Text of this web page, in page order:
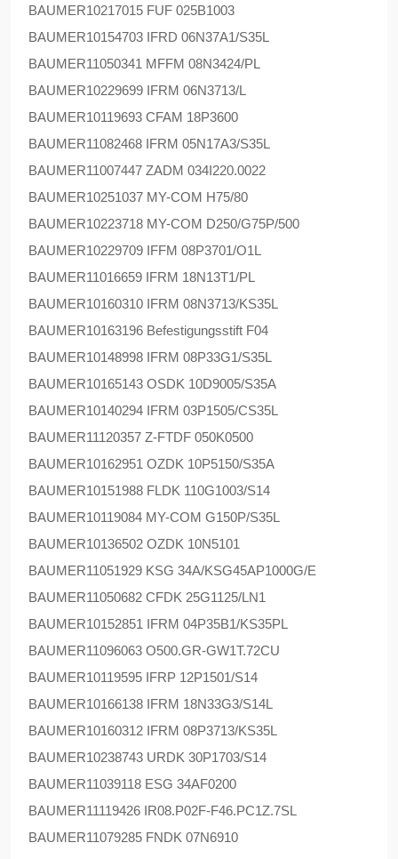
BAUMER10217015 FUF 025B1003
BAUMER10154703 IFRD 06N37A1/S35L
BAUMER11050341 MFFM 08N3424/PL
BAUMER10229699 IFRM 06N3713/L
BAUMER10119693 CFAM 18P3600
BAUMER11082468 IFRM 05N17A3/S35L
BAUMER11007447 ZADM 034I220.0022
BAUMER10251037 MY-COM H75/80
BAUMER10223718 MY-COM D250/G75P/500
BAUMER10229709 IFFM 08P3701/O1L
BAUMER11016659 IFRM 18N13T1/PL
BAUMER10160310 IFRM 08N3713/KS35L
BAUMER10163196 Befestigungsstift F04
BAUMER10148998 IFRM 08P33G1/S35L
BAUMER10165143 OSDK 10D9005/S35A
BAUMER10140294 IFRM 03P1505/CS35L
BAUMER11120357 Z-FTDF 050K0500
BAUMER10162951 OZDK 10P5150/S35A
BAUMER10151988 FLDK 110G1003/S14
BAUMER10119084 MY-COM G150P/S35L
BAUMER10136502 OZDK 10N5101
BAUMER11051929 KSG 34A/KSG45AP1000G/E
BAUMER11050682 CFDK 25G1125/LN1
BAUMER10152851 IFRM 04P35B1/KS35PL
BAUMER11096063 O500.GR-GW1T.72CU
BAUMER10119595 IFRP 12P1501/S14
BAUMER10166138 IFRM 18N33G3/S14L
BAUMER10160312 IFRM 08P3713/KS35L
BAUMER10238743 URDK 30P1703/S14
BAUMER11039118 ESG 34AF0200
BAUMER11119426 IR08.P02F-F46.PC1Z.7SL
BAUMER11079285 FNDK 07N6910